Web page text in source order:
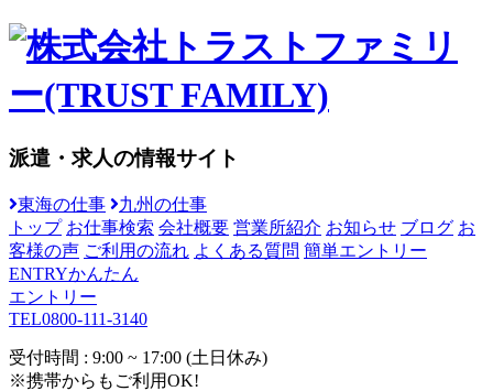
派遣・求人の情報サイト
東海の仕事
九州の仕事
トップ お仕事検索 会社概要 営業所紹介 お知らせ ブログ お
客様の声 ご利用の流れ よくある質問 簡単エントリー
ENTRYかんたん
エントリー
TEL0800-111-3140
受付時間 : 9:00 ~ 17:00 (土日休み)
※携帯からもご利用OK!